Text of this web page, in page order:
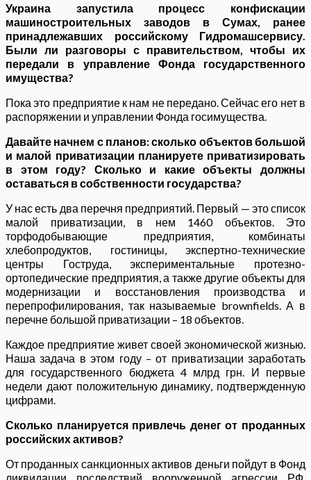
Украина запустила процесс конфискации
машиностроительных заводов в Сумах, ранее
принадлежавших российскому Гидромашсервису.
Были ли разговоры с правительством, чтобы их
передали в управление Фонда государственного
имущества?
Пока это предприятие к нам не передано. Сейчас его нет в
распоряжении и управлении Фонда госимущества.
Давайте начнем с планов: сколько объектов большой
и малой приватизации планируете приватизировать
в этом году? Сколько и какие объекты должны
оставаться в собственности государства?
У нас есть два перечня предприятий. Первый — это список
малой приватизации, в нем 1460 объектов. Это
торфодобывающие предприятия, комбинаты
хлебопродуктов, гостиницы, экспертно-технические
центры Гоструда, экспериментальные протезно-
ортопедические предприятия, а также другие объекты для
модернизации и восстановления производства и
перепрофилирования, так называемые brownfields. А в
перечне большой приватизации – 18 объектов.
Каждое предприятие живет своей экономической жизнью.
Наша задача в этом году – от приватизации заработать
для государственного бюджета 4 млрд грн. И первые
недели дают положительную динамику, подтвержденную
цифрами.
Сколько планируется привлечь денег от проданных
российских активов?
От проданных санкционных активов деньги пойдут в Фонд